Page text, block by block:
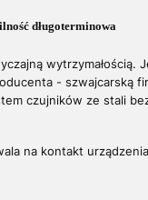
długoterminowa
- szwajcarską
czujników ze stali
na kontakt